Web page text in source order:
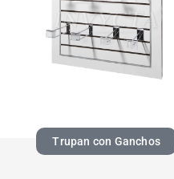
Trupan con Ganchos